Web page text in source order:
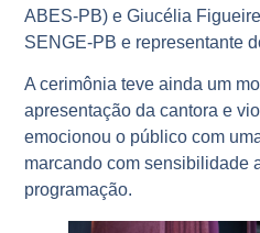
ABES-PB) e Giucélia
SENGE-PB e representante
A cerimônia teve ainda um
apresentação da cantora e
emocionou o público com
marcando com sensibilidade
programação.